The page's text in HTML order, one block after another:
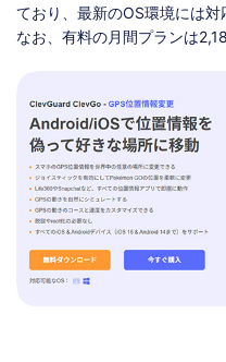
ており、最新のOS環境には対
なお、有料の月間プランは